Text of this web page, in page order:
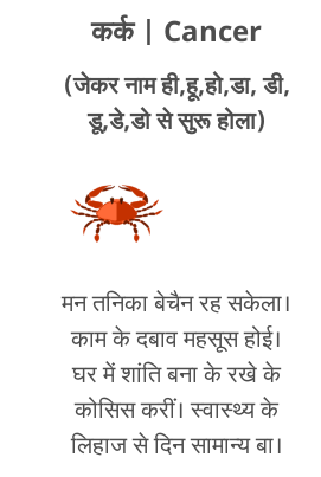
कर्क | Cancer
(जेकर नाम ही,हू,हो,डा, डी,
डू,डे,डो से सुरू होला)
मन तनिका बेचैन रह सकेला।
काम के दबाव महसूस होई।
घर में शांति बना के रखे के
कोसिस करीं। स्वास्थ्य के
लिहाज से दिन सामान्य बा।